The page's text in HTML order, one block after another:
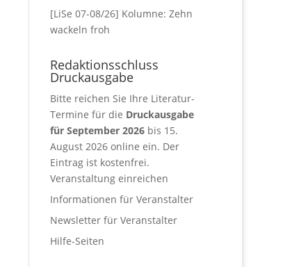
[LiSe 07-08/26] Kolumne: Zehn
wackeln froh
Redaktionsschluss
Druckausgabe
Bitte reichen Sie Ihre Literatur-
Termine für die Druckausgabe
für September 2026 bis 15.
August 2026 online ein. Der
Eintrag ist kostenfrei.
Veranstaltung einreichen
Informationen für Veranstalter
Newsletter für Veranstalter
Hilfe-Seiten